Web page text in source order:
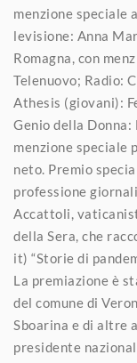
menzione speciale
levisione: Anna
Romagna, con
Telenuovo; Radio:
Athesis (giovani):
Genio della
menzione speciale
neto. Premio
professione
Accattoli,
della Sera, che
it) “Storie di
La premiazione è
del comune di
Sboarina e di altre
presidente